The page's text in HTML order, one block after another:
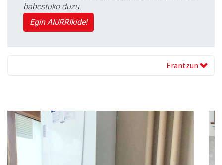
babestuko duzu.
Egin AIURRIkide!
Erantzun